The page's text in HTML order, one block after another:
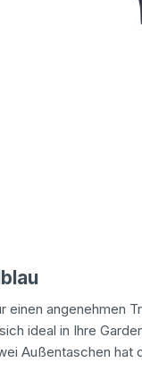
einen angenehmen
ideal in Ihre
Außentaschen hat